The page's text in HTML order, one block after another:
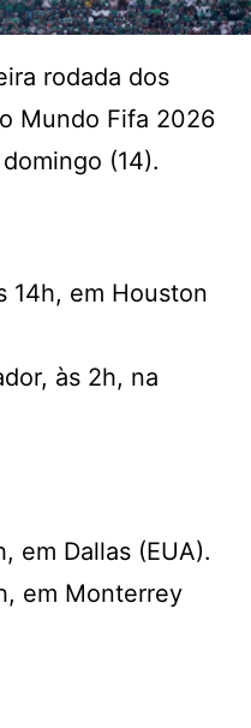
rodada dos
Mundo Fifa 2026
(14).
14h, em Houston
às 2h, na
em Dallas (EUA).
em Monterrey